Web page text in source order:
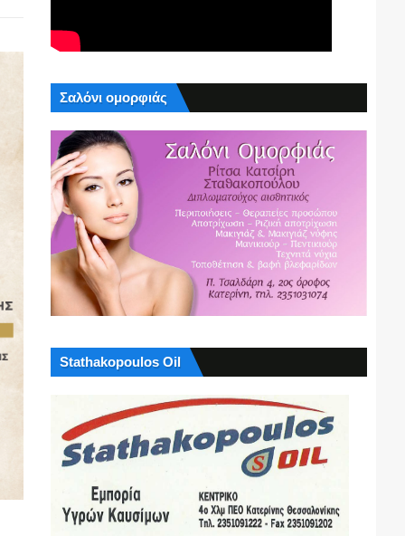
Σαλόνι ομορφιάς
Stathakopoulos Oil